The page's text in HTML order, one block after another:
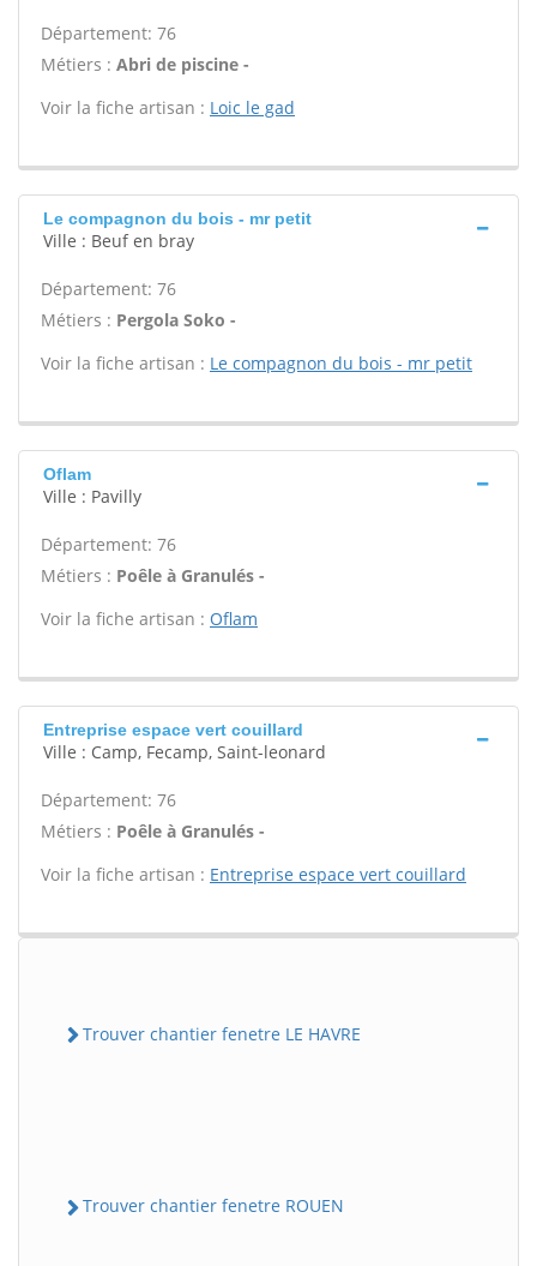
Département: 76
Métiers : Abri de piscine -
Voir la fiche artisan : Loic le gad
Le compagnon du bois - mr petit
Ville : Beuf en bray
Département: 76
Métiers : Pergola Soko -
Voir la fiche artisan : Le compagnon du bois - mr petit
Oflam
Ville : Pavilly
Département: 76
Métiers : Poêle à Granulés -
Voir la fiche artisan : Oflam
Entreprise espace vert couillard
Ville : Camp, Fecamp, Saint-leonard
Département: 76
Métiers : Poêle à Granulés -
Voir la fiche artisan : Entreprise espace vert couillard
Trouver chantier fenetre LE HAVRE
Trouver chantier fenetre ROUEN